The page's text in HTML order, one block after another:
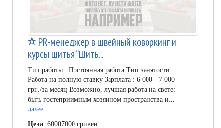
PR-менеджер в швейный коворкинг и
курсы шитья “Шить...
Тип работы : Постоянная работа Тип занятости :
Работа на полную ставку Зарплата : 6 000 - 7 000
грн./за месяц Возможно, лучшая работа на свете:
быть гостеприимным хозяином пространства и...
далее
Цена: 60007000 гривен